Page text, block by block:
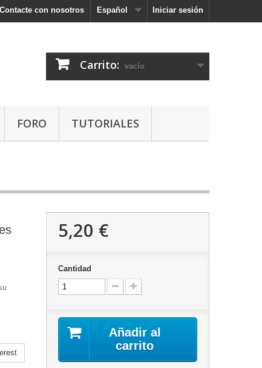
Iniciar sesión
Español
Contacte con nosotros
Carrito: vacío
FORO TUTORIALES
5,20 €
Cantidad
Añadir al
carrito